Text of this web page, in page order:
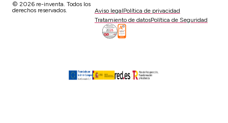
© 2026 re-inventa. Todos los
derechos reservados.
Aviso legalPolítica de privacidad
Tratamiento de datosPolítica de Seguridad